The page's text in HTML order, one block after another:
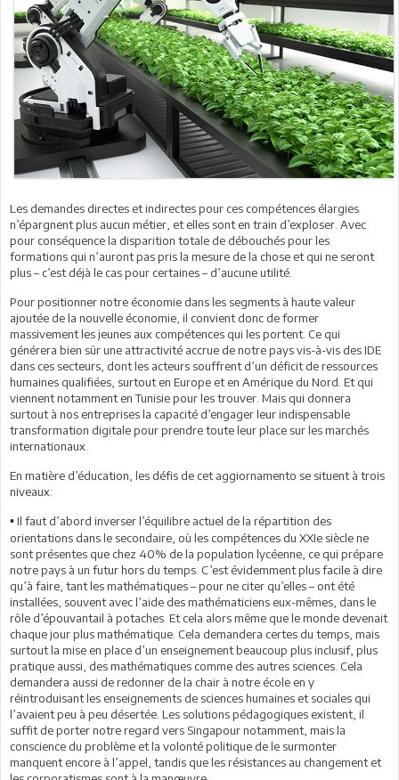
Les demandes directes et indirectes pour ces compétences élargies
n’épargnent plus aucun métier, et elles sont en train d’exploser. Avec
pour conséquence la disparition totale de débouchés pour les
formations qui n’auront pas pris la mesure de la chose et qui ne seront
plus – c’est déjà le cas pour certaines – d’aucune utilité.
Pour positionner notre économie dans les segments à haute valeur
ajoutée de la nouvelle économie, il convient donc de former
massivement les jeunes aux compétences qui les portent. Ce qui
générera bien sûr une attractivité accrue de notre pays vis-à-vis des IDE
dans ces secteurs, dont les acteurs souffrent d’un déficit de ressources
humaines qualifiées, surtout en Europe et en Amérique du Nord. Et qui
viennent notamment en Tunisie pour les trouver. Mais qui donnera
surtout à nos entreprises la capacité d’engager leur indispensable
transformation digitale pour prendre toute leur place sur les marchés
internationaux.
En matière d’éducation, les défis de cet aggiornamento se situent à trois
niveaux:
• Il faut d’abord inverser l’équilibre actuel de la répartition des
orientations dans le secondaire, où les compétences du XXIe siècle ne
sont présentes que chez 40% de la population lycéenne, ce qui prépare
notre pays à un futur hors du temps. C’est évidemment plus facile à dire
qu’à faire, tant les mathématiques – pour ne citer qu’elles – ont été
installées, souvent avec l’aide des mathématiciens eux-mêmes, dans le
rôle d’épouvantail à potaches. Et cela alors même que le monde devenait
chaque jour plus mathématique. Cela demandera certes du temps, mais
surtout la mise en place d’un enseignement beaucoup plus inclusif, plus
pratique aussi, des mathématiques comme des autres sciences. Cela
demandera aussi de redonner de la chair à notre école en y
réintroduisant les enseignements de sciences humaines et sociales qui
l’avaient peu à peu désertée. Les solutions pédagogiques existent, il
suffit de porter notre regard vers Singapour notamment, mais la
conscience du problème et la volonté politique de le surmonter
manquent encore à l’appel, tandis que les résistances au changement et